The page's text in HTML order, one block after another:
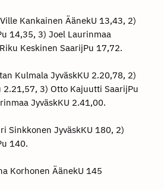
Kankainen ÄänekU 13,43, 2)
14,35, 3) Joel Laurinmaa
Keskinen SaarijPu 17,72.
Kulmala JyväskKU 2.20,78, 2)
2.21,57, 3) Otto Kajuutti SaarijPu
JyväskKU 2.41,00.
Sinkkonen JyväskKU 180, 2)
140.
Korhonen ÄänekU 145